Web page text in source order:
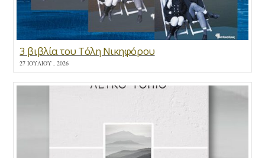
3 βιβλία του Τόλη Νικηφόρου
27 ΙΟΥΛΊΟΥ , 2026